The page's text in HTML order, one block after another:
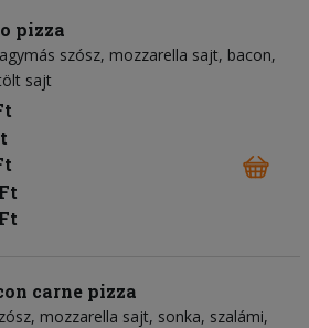
pizza
szósz mozzarella sajt bacon
sajt
carne pizza
mozzarella sajt sonka szalámi